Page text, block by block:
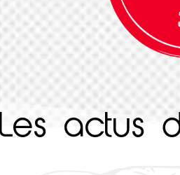
Les actus